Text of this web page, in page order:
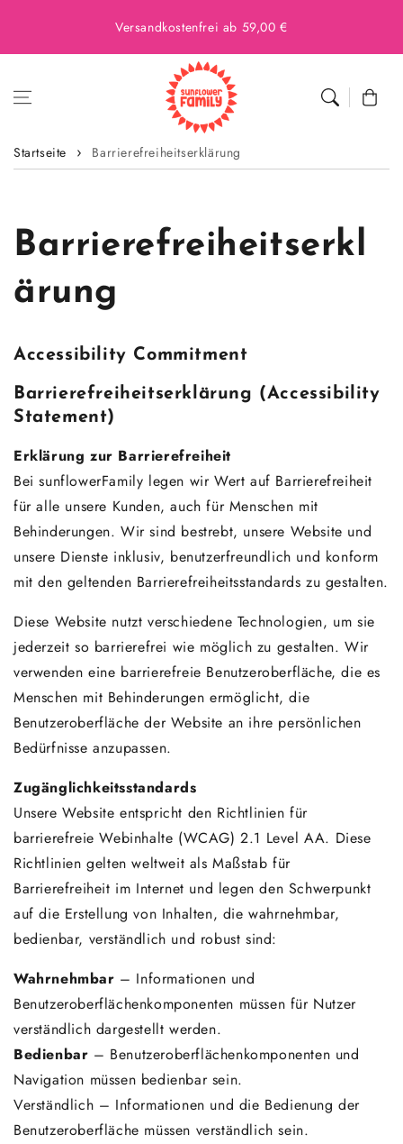
Versandkostenfrei ab 59,00 €
Startseite Barrierefreiheitserklärung
Barrierefreiheitserkl
ärung
Accessibility Commitment
Barrierefreiheitserklärung (Accessibility
Statement)
Erklärung zur Barrierefreiheit
Bei sunflowerFamily legen wir Wert auf Barrierefreiheit
für alle unsere Kunden, auch für Menschen mit
Behinderungen. Wir sind bestrebt, unsere Website und
unsere Dienste inklusiv, benutzerfreundlich und konform
mit den geltenden Barrierefreiheitsstandards zu gestalten.
Diese Website nutzt verschiedene Technologien, um sie
jederzeit so barrierefrei wie möglich zu gestalten. Wir
verwenden eine barrierefreie Benutzeroberfläche, die es
Menschen mit Behinderungen ermöglicht, die
Benutzeroberfläche der Website an ihre persönlichen
Bedürfnisse anzupassen.
Zugänglichkeitsstandards
Unsere Website entspricht den Richtlinien für
barrierefreie Webinhalte (WCAG) 2.1 Level AA. Diese
Richtlinien gelten weltweit als Maßstab für
Barrierefreiheit im Internet und legen den Schwerpunkt
auf die Erstellung von Inhalten, die wahrnehmbar,
bedienbar, verständlich und robust sind:
Wahrnehmbar – Informationen und
Benutzeroberflächenkomponenten müssen für Nutzer
verständlich dargestellt werden.
Bedienbar – Benutzeroberflächenkomponenten und
Navigation müssen bedienbar sein.
Verständlich – Informationen und die Bedienung der
Benutzeroberfläche müssen verständlich sein.